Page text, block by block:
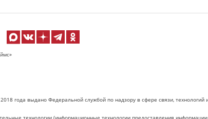
года выдано Федеральной службой по надзору в сфере связи, технологий